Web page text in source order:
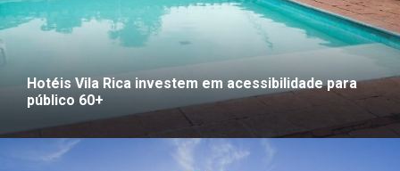
Hotéis Vila Rica investem em acessibilidade para
público 60+